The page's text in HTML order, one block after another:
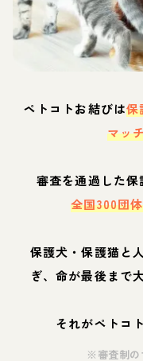
ペトコトお結びは保
マッ
審査を通過した保
全国300団
保護犬・保護猫と
ぎ、命が最後まで
それがペトコ
※審査制の